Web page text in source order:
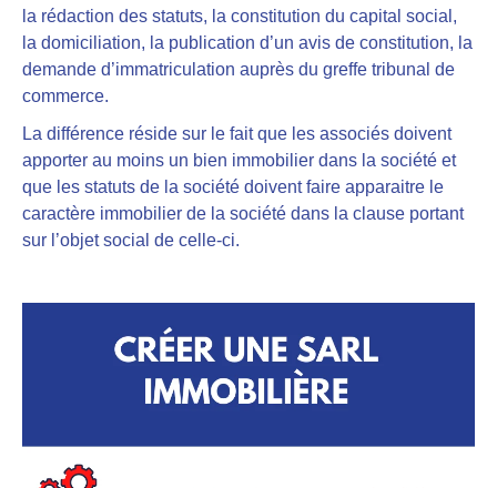
la rédaction des statuts, la constitution du capital social,
la domiciliation, la publication d’un avis de constitution, la
demande d’immatriculation auprès du greffe tribunal de
commerce.
La différence réside sur le fait que les associés doivent
apporter au moins un bien immobilier dans la société et
que les statuts de la société doivent faire apparaitre le
caractère immobilier de la société dans la clause portant
sur l’objet social de celle-ci.